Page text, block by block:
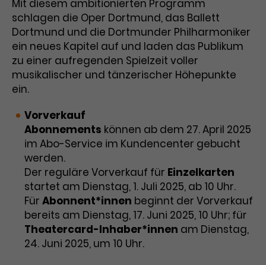
Mit diesem ambitionierten Programm
schlagen die Oper Dortmund, das Ballett
Dortmund und die Dortmunder Philharmoniker
ein neues Kapitel auf und laden das Publikum
zu einer aufregenden Spielzeit voller
musikalischer und tänzerischer Höhepunkte
ein.
Vorverkauf
Abonnements können ab dem 27. April 2025
im Abo-Service im Kundencenter gebucht
werden.
Der reguläre Vorverkauf für Einzelkarten
startet am Dienstag, 1. Juli 2025, ab 10 Uhr.
Für Abonnent*innen beginnt der Vorverkauf
bereits am Dienstag, 17. Juni 2025, 10 Uhr; für
Theatercard-Inhaber*innen am Dienstag,
24. Juni 2025, um 10 Uhr.